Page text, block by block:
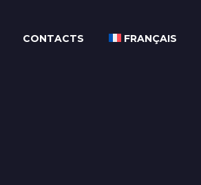
CONTACTS FRANÇAIS